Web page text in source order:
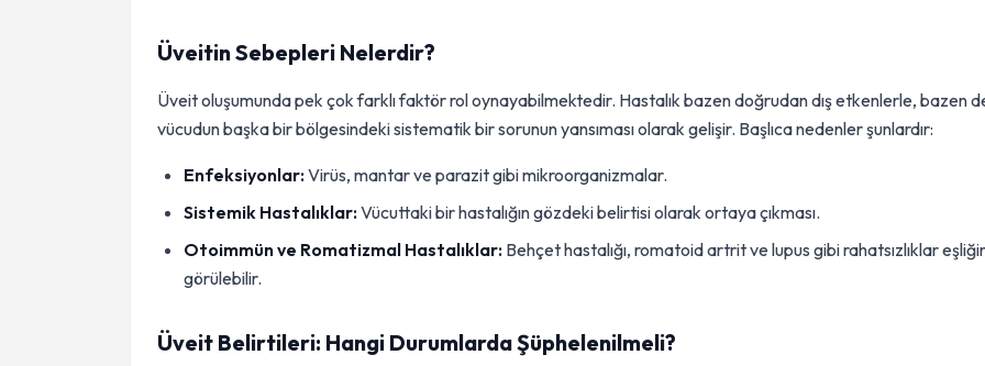
Üveitin Sebepleri Nelerdir?
Üveit oluşumunda pek çok farklı faktör rol oynayabilmektedir. Hastalık bazen doğrudan dış etkenlerle, bazen
vücudun başka bir bölgesindeki sistematik bir sorunun yansıması olarak gelişir. Başlıca nedenler şunlardır:
Enfeksiyonlar:Virüs, mantar ve parazit gibi mikroorganizmalar.
Sistemik Hastalıklar:Vücuttaki bir hastalığın gözdeki belirtisi olarak ortaya çıkması.
Otoimmün ve Romatizmal Hastalıklar: Behçet hastalığı, romatoid artrit ve lupus gibi rahatsızlıklar
görülebilir.
Üveit Belirtileri: Hangi Durumlarda Şüphelenilmeli?